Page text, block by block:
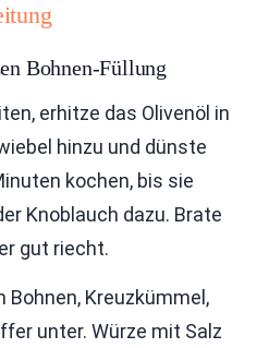
Bohnen-Füllung
erhitze das Olivenöl in
hinzu und dünste
kochen, bis sie
Knoblauch dazu. Brate
gut riecht.
Bohnen, Kreuzkümmel,
unter. Würze mit Salz